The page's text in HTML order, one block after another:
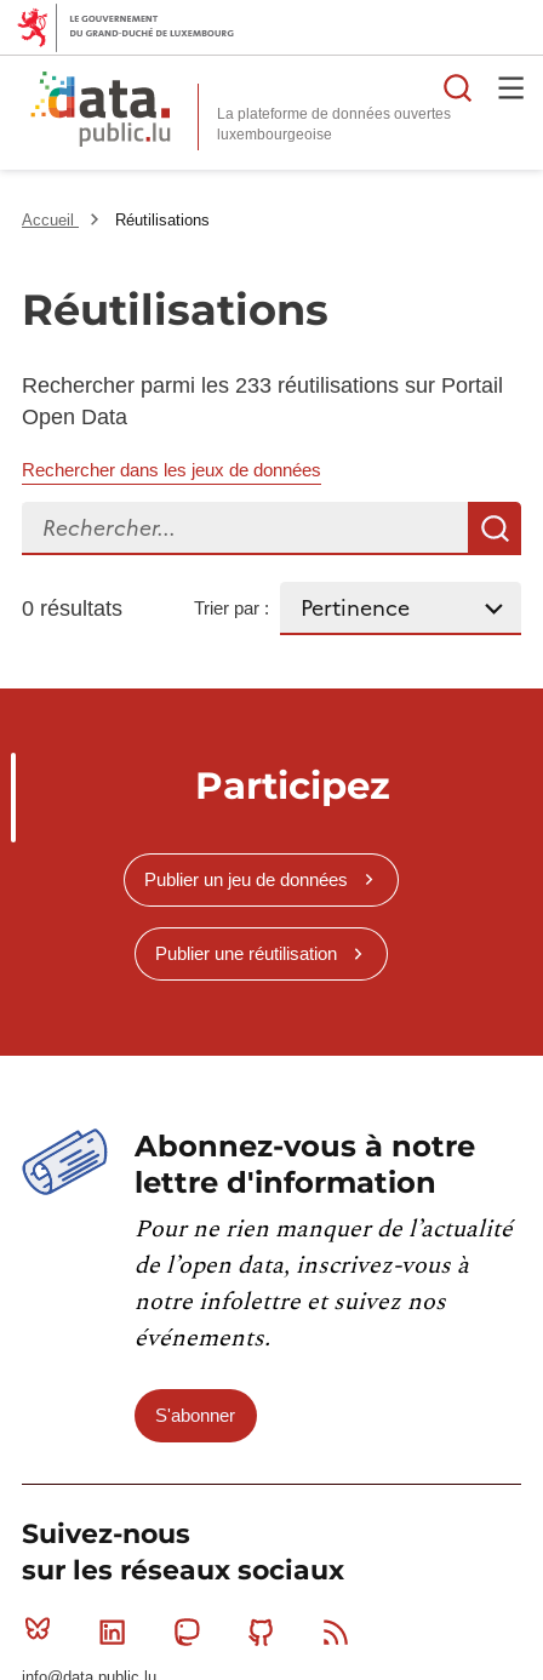
La plateforme de données ouvertes
Accueil Réutilisations
Réutilisations
Rechercher parmi les 233 réutilisations sur Portail
Open Data
Rechercher dans les jeux de données
Rechercher...
0 résultats Trier par :
Participez
Publier un jeu de données
Publier une réutilisation
Abonnez-vous à notre
lettre d'information
Pour ne rien manquer de l’actualité
de l’open data, inscrivez-vous à
notre infolettre et suivez nos
événements.
S'abonner
Suivez-nous
sur les réseaux sociaux
Bluesky Linkedin MastodonGithub